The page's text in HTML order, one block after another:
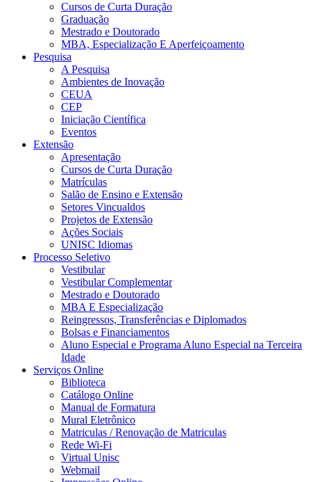
Cursos de Curta Duração
Graduação
Mestrado e Doutorado
MBA, Especialização E Aperfeiçoamento
Pesquisa
A Pesquisa
Ambientes de Inovação
CEUA
CEP
Iniciação Científica
Eventos
Extensão
Apresentação
Cursos de Curta Duração
Matrículas
Salão de Ensino e Extensão
Setores Vincualdos
Projetos de Extensão
Ações Sociais
UNISC Idiomas
Processo Seletivo
Vestibular
Vestibular Complementar
Mestrado e Doutorado
MBA E Especialização
Reingressos, Transferências e Diplomados
Bolsas e Financiamentos
Aluno Especial e Programa Aluno Especial na Terceira
Idade
Serviços Online
Biblioteca
Catálogo Online
Manual de Formatura
Mural Eletrônico
Matriculas / Renovação de Matriculas
Rede Wi-Fi
Virtual Unisc
Webmail